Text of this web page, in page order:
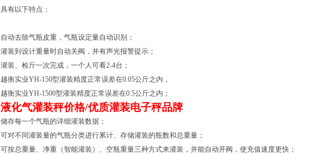
具有以下特点：
自动去除气瓶皮重，气瓶设定量自动识别；
灌装到设计重量时自动关阀，并有声光报警提示；
灌装、检斤一次完成，一个人可看2-4台；
越衡实业YH-150型灌装精度正常误差在0.05公斤之内，
越衡实业YH-1500型灌装精度正常误差在0.5公斤之内；
液化气灌装秤价格/优质灌装电子秤品牌
储存每一个气瓶的详细灌装数据；
可对不同灌装量的气瓶分类进行累计、存储灌装的瓶数和总重量；
可按总重量、净重（智能灌装）、空瓶重量三种方式来灌装，并能自动开阀，使充值速度更快；